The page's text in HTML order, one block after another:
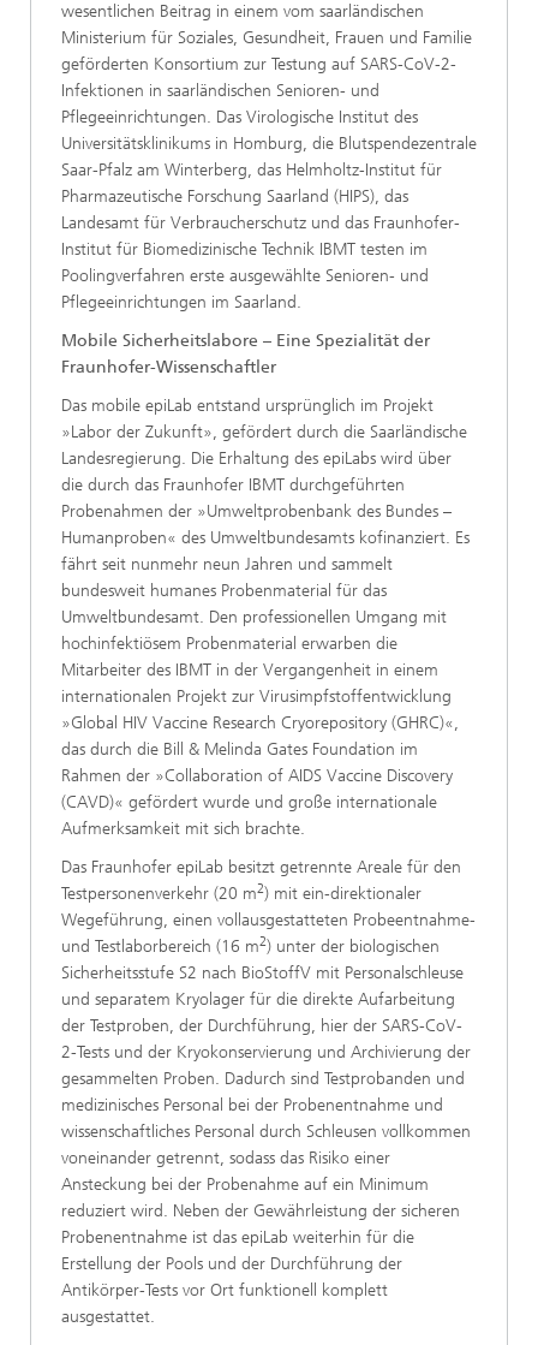
wesentlichen Beitrag in einem vom saarländischen
Ministerium für Soziales, Gesundheit, Frauen und Familie
geförderten Konsortium zur Testung auf SARS-CoV-2-
Infektionen in saarländischen Senioren- und
Pflegeeinrichtungen. Das Virologische Institut des
Universitätsklinikums in Homburg, die Blutspendezentrale
Saar-Pfalz am Winterberg, das Helmholtz-Institut für
Pharmazeutische Forschung Saarland (HIPS), das
Landesamt für Verbraucherschutz und das Fraunhofer-
Institut für Biomedizinische Technik IBMT testen im
Poolingverfahren erste ausgewählte Senioren- und
Pflegeeinrichtungen im Saarland.
Mobile Sicherheitslabore – Eine Spezialität der
Fraunhofer-Wissenschaftler
Das mobile epiLab entstand ursprünglich im Projekt
»Labor der Zukunft», gefördert durch die Saarländische
Landesregierung. Die Erhaltung des epiLabs wird über
die durch das Fraunhofer IBMT durchgeführten
Probenahmen der »Umweltprobenbank des Bundes –
Humanproben« des Umweltbundesamts kofinanziert. Es
fährt seit nunmehr neun Jahren und sammelt
bundesweit humanes Probenmaterial für das
Umweltbundesamt. Den professionellen Umgang mit
hochinfektiösem Probenmaterial erwarben die
Mitarbeiter des IBMT in der Vergangenheit in einem
internationalen Projekt zur Virusimpfstoffentwicklung
»Global HIV Vaccine Research Cryorepository (GHRC)«,
das durch die Bill & Melinda Gates Foundation im
Rahmen der »Collaboration of AIDS Vaccine Discovery
(CAVD)« gefördert wurde und große internationale
Aufmerksamkeit mit sich brachte.
Das Fraunhofer epiLab besitzt getrennte Areale für den
Testpersonenverkehr (20 m2) mit ein-direktionaler
Wegeführung, einen vollausgestatteten Probeentnahme-
und Testlaborbereich (16 m2) unter der biologischen
Sicherheitsstufe S2 nach BioStoffV mit Personalschleuse
und separatem Kryolager für die direkte Aufarbeitung
der Testproben, der Durchführung, hier der SARS-CoV-
2-Tests und der Kryokonservierung und Archivierung der
gesammelten Proben. Dadurch sind Testprobanden und
medizinisches Personal bei der Probenentnahme und
wissenschaftliches Personal durch Schleusen vollkommen
voneinander getrennt, sodass das Risiko einer
Ansteckung bei der Probenahme auf ein Minimum
reduziert wird. Neben der Gewährleistung der sicheren
Probenentnahme ist das epiLab weiterhin für die
Erstellung der Pools und der Durchführung der
Antikörper-Tests vor Ort funktionell komplett
ausgestattet.